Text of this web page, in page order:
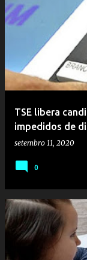
TSE libera
impedidos de
setembro 11, 2020
0